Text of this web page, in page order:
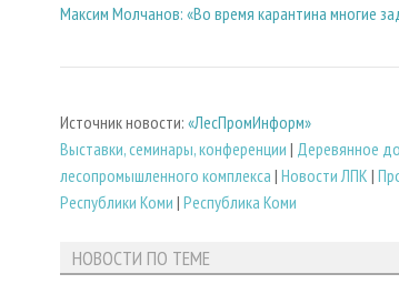
Максим Молчанов: «Во время карантина многие
Источник новости: «ЛесПромИнформ»
Выставки, семинары, конференции | Деревянное
лесопромышленного комплекса | Новости ЛПК |
Республики Коми | Республика Коми
НОВОСТИ ПО ТЕМЕ